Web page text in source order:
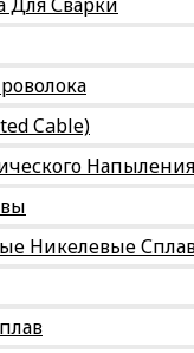
Cable)
Напыления
Никелевые